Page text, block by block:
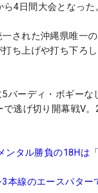
4日間大会となった
された沖縄県唯一
ち上げや打ち下ろ
バーディ・ボギー
逃げ切り開幕戦V
タル勝負の18Hは「
本線のエースパタ